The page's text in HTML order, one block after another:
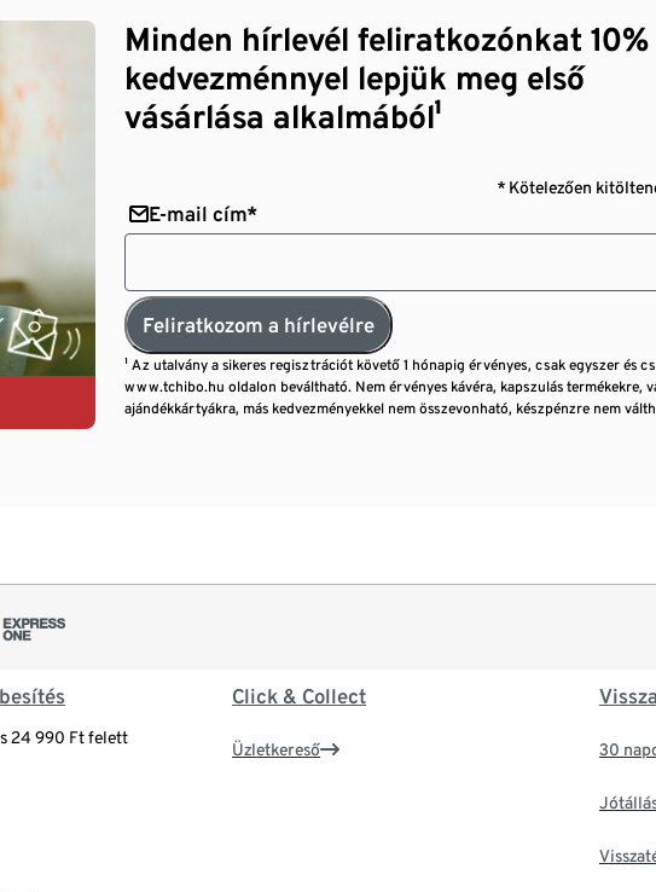
Minden hírlevél feliratkozónkat 10%
kedvezménnyel lepjük meg első
vásárlása alkalmából¹
* Kötelezően
E-mail cím*
Feliratkozom a hírlevélre
¹ Az utalvány a sikeres regisztrációt követő 1 hónapig érvényes, csak egyszer és
www.tchibo.hu oldalon beváltható. Nem érvényes kávéra, kapszulás termékekre,
ajándékkártyákra, más kedvezményekkel nem összevonható, készpénzre nem
24 990 Ft felett
Click & Collect
Üzletkereső 30